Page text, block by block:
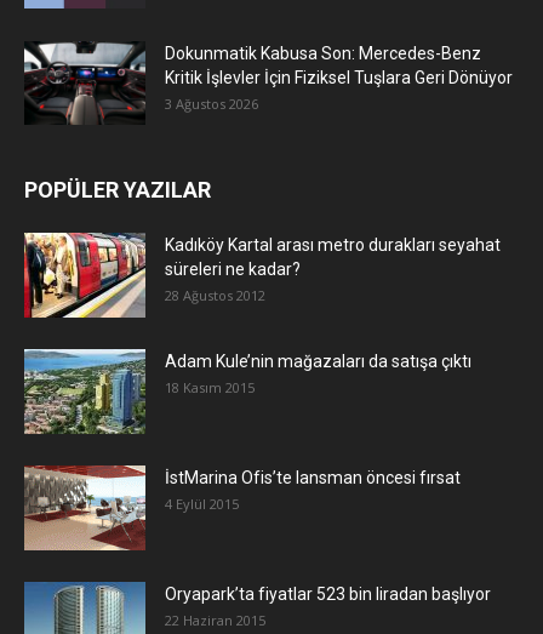
Dokunmatik Kabusa Son: Mercedes-Benz
Kritik İşlevler İçin Fiziksel Tuşlara Geri Dönüyor
3 Ağustos 2026
POPÜLER YAZILAR
Kadıköy Kartal arası metro durakları seyahat
süreleri ne kadar?
28 Ağustos 2012
Adam Kule’nin mağazaları da satışa çıktı
18 Kasım 2015
İstMarina Ofis’te lansman öncesi fırsat
4 Eylül 2015
Oryapark’ta fiyatlar 523 bin liradan başlıyor
22 Haziran 2015